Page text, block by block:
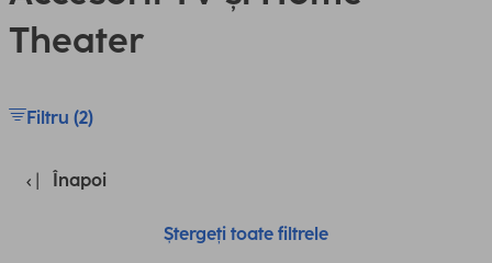
Theater
Filtru (2)
Înapoi
Ștergeți toate filtrele